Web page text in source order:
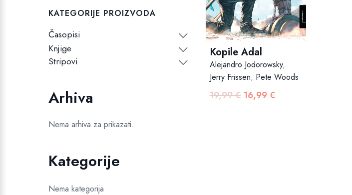
Kopile Adal
Alejandro Jodorowsky,
Jerry Frissen, Pete Woods
19,99€ Izvorna
16,99 €Trenutna
KATEGORIJE PROIZVODA
Časopisi
Knjige
Stripovi
Arhiva
Nema arhiva za prikazati.
Kategorije
Nema kategorija